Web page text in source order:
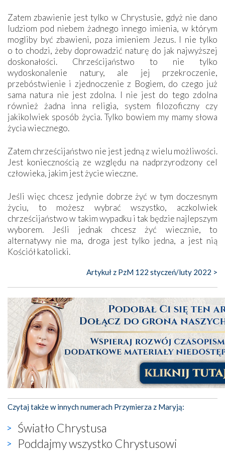
Zatem zbawienie jest tylko w Chrystusie, gdyż nie dano
ludziom pod niebem żadnego innego imienia, w którym
mogliby być zbawieni, poza imieniem Jezus. I nie tylko
o to chodzi, żeby doprowadzić naturę do jak najwyższej
doskonałości. Chrześcijaństwo to nie tylko
wydoskonalenie natury, ale jej przekroczenie,
przebóstwienie i zjednoczenie z Bogiem, do czego już
sama natura nie jest zdolna. I nie jest do tego zdolna
również żadna inna religia, system filozoficzny czy
jakikolwiek sposób życia. Tylko bowiem my mamy słowa
życia wiecznego.
Zatem chrześcijaństwo nie jest jedną z wielu możliwości.
Jest koniecznością ze względu na nadprzyrodzony cel
człowieka, jakim jest życie ­wieczne.
Jeśli więc chcesz jedynie dobrze żyć w tym doczesnym
życiu, to możesz wybrać wszystko, aczkolwiek
chrześcijaństwo w takim wypadku i tak będzie najlepszym
wyborem. Jeśli jednak chcesz żyć wiecznie, to
alternatywy nie ma, droga jest tylko jedna, a jest nią
Kościół katolicki.
Artykuł z PzM 122 styczeń/luty 2022 >
Czytaj także w innych numerach Przymierza z Maryją:
Światło Chrystusa
Poddajmy wszystko Chrystusowi